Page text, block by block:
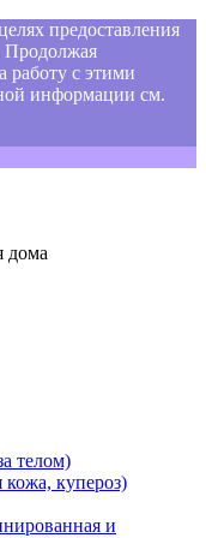
предоставления
Продолжая
работу с этими
информации см.
дома
телом)
купероз)
и